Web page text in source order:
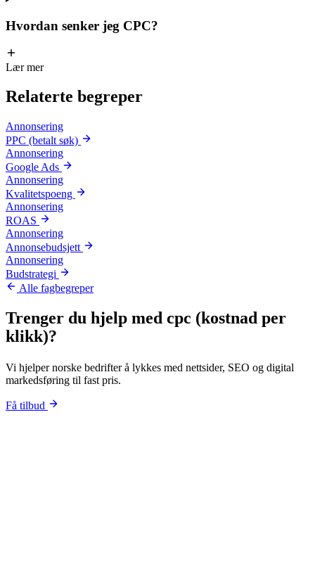
Hvordan senker jeg CPC?
Lær mer
Relaterte begreper
Annonsering
PPC (betalt søk)
Annonsering
Google Ads
Annonsering
Kvalitetspoeng
Annonsering
ROAS
Annonsering
Annonsebudsjett
Annonsering
Budstrategi
Alle fagbegreper
Trenger du hjelp med cpc (kostnad per
klikk)?
Vi hjelper norske bedrifter å lykkes med nettsider, SEO og digital
markedsføring til fast pris.
Få tilbud